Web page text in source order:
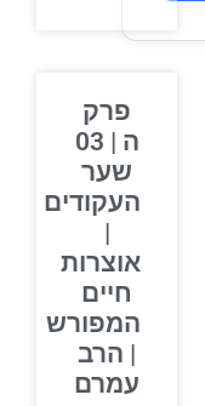
פרק
ה | 03
שער
העקודים
אוצרות
חיים
המפורש
| הרב
עמרם